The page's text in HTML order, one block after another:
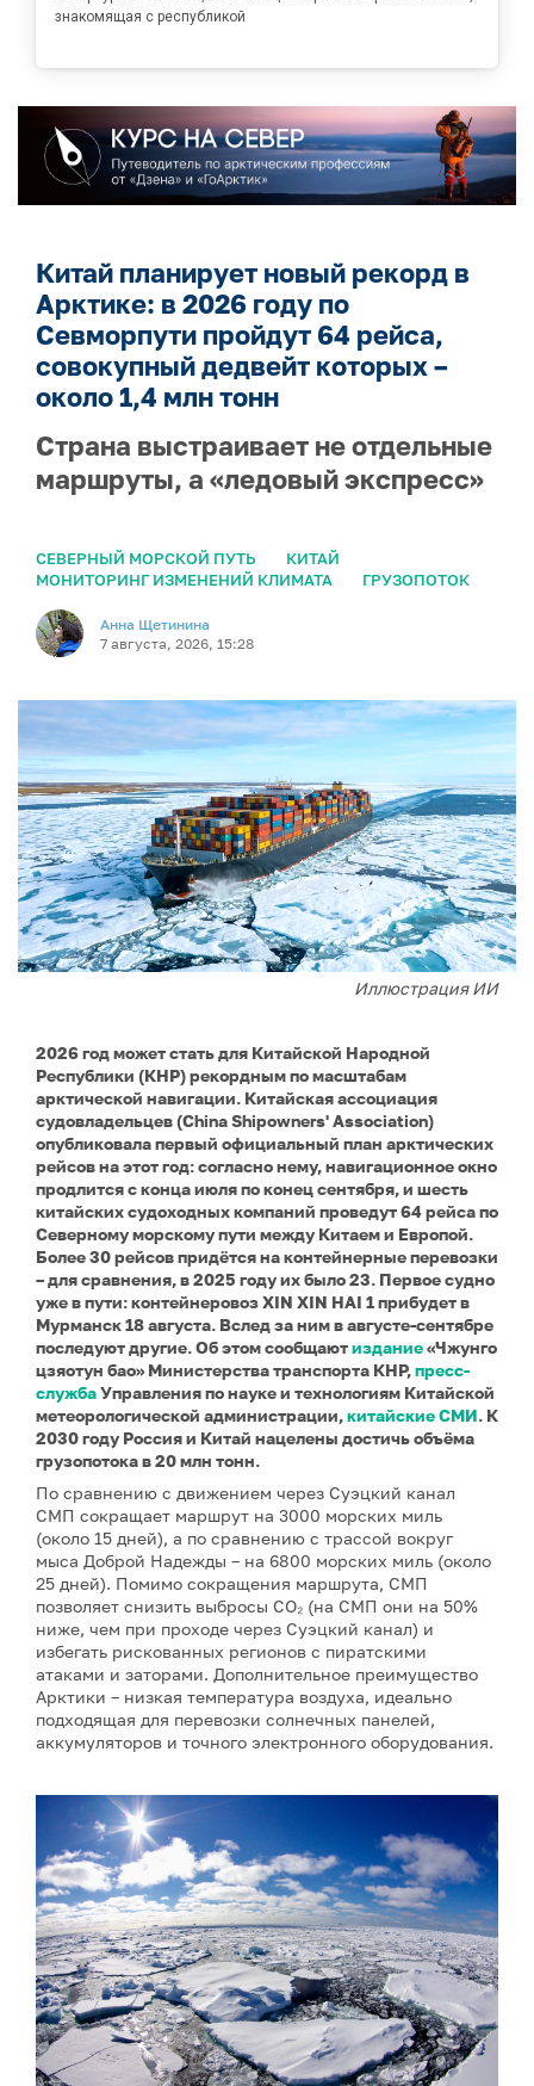
знакомящая с республикой
Китай планирует новый рекорд в
Арктике: в 2026 году по
Севморпути пройдут 64 рейса,
совокупный дедвейт которых –
около 1,4 млн тонн
Страна выстраивает не отдельные
маршруты, а «ледовый экспресс»
СЕВЕРНЫЙ МОРСКОЙ ПУТЬ
КИТАЙ
МОНИТОРИНГ ИЗМЕНЕНИЙ КЛИМАТА
ГРУЗОПОТОК
Анна Щетинина
7 августа, 2026, 15:28
Иллюстрация ИИ
2026 год может стать для Китайской Народной
Республики (КНР) рекордным по масштабам
арктической навигации. Китайская ассоциация
судовладельцев (China Shipowners' Association)
опубликовала первый официальный план арктических
рейсов на этот год: согласно нему, навигационное окно
продлится с конца июля по конец сентября, и шесть
китайских судоходных компаний проведут 64 рейса по
Северному морскому пути между Китаем и Европой.
Более 30 рейсов придётся на контейнерные перевозки
– для сравнения, в 2025 году их было 23. Первое судно
уже в пути: контейнеровоз XIN XIN HAI 1 прибудет в
Мурманск 18 августа. Вслед за ним в августе-сентябре
последуют другие. Об этом сообщаютиздание«Чжунго
цзяотун бао» Министерства транспорта КНР,пресс-
службаУправления по науке и технологиям Китайской
метеорологической администрации,китайские СМИ. К
2030 году Россия и Китай нацелены достичь объёма
грузопотока в 20 млн тонн.
По сравнению с движением через Суэцкий канал
СМП сокращает маршрут на 3000 морских миль
(около 15 дней), а по сравнению с трассой вокруг
мыса Доброй Надежды – на 6800 морских миль (около
25 дней). Помимо сокращения маршрута, СМП
позволяет снизить выбросы CO₂ (на СМП они на 50%
ниже, чем при проходе через Суэцкий канал) и
избегать рискованных регионов с пиратскими
атаками и заторами. Дополнительное преимущество
Арктики – низкая температура воздуха, идеально
подходящая для перевозки солнечных панелей,
аккумуляторов и точного электронного оборудования.